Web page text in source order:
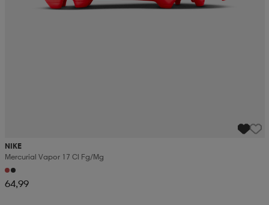
NIKE
Mercurial Vapor 17 Cl Fg/mg
64,99